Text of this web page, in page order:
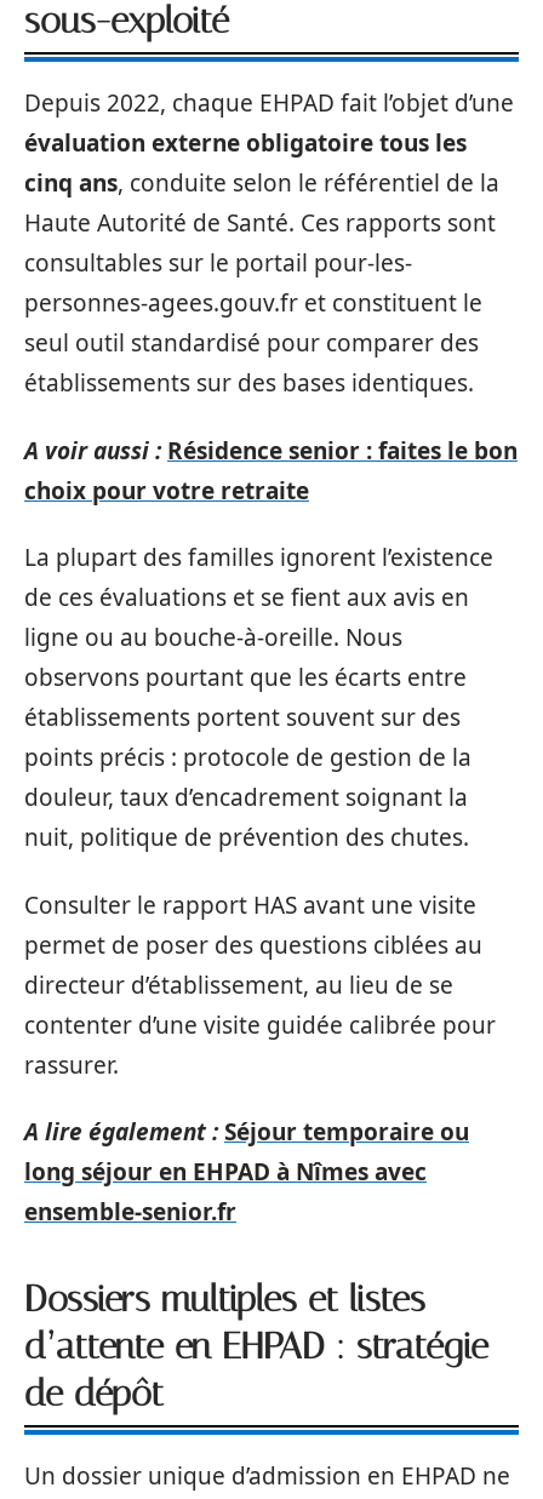
sous-exploité
Depuis 2022, chaque EHPAD fait l’objet d’une
évaluation externe obligatoire tous les
cinq ans, conduite selon le référentiel de la
Haute Autorité de Santé. Ces rapports sont
consultables sur le portail pour-les-
personnes-agees.gouv.fr et constituent le
seul outil standardisé pour comparer des
établissements sur des bases identiques.
A voir aussi : Résidence senior : faites le bon
choix pour votre retraite
La plupart des familles ignorent l’existence
de ces évaluations et se fient aux avis en
ligne ou au bouche-à-oreille. Nous
observons pourtant que les écarts entre
établissements portent souvent sur des
points précis : protocole de gestion de la
douleur, taux d’encadrement soignant la
nuit, politique de prévention des chutes.
Consulter le rapport HAS avant une visite
permet de poser des questions ciblées au
directeur d’établissement, au lieu de se
contenter d’une visite guidée calibrée pour
rassurer.
A lire également :Séjour temporaire ou
long séjour en EHPAD à Nîmes avec
ensemble-senior.fr
Dossiers multiples et listes
d’attente en EHPAD : stratégie
de dépôt
Un dossier unique d’admission en EHPAD ne